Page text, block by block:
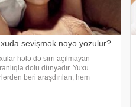
sevişmək nəyə yozulur?
hələ də sirri açılmayan
dolu dünyadır. Yuxu
bəri araşdırılan, həm